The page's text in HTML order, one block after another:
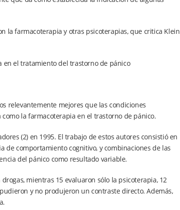
la farmacoterapia y otras psicoterapias, que critica Klein
en el tratamiento del trastorno de pánico
relevantemente mejores que las condiciones
la farmacoterapia en el trastorno de pánico.
(2) en 1995. El trabajo de estos autores consistió en
comportamiento cognitivo, y combinaciones de las
del pánico como resultado variable.
mientras 15 evaluaron sólo la psicoterapia, 12
y no produjeron un contraste directo. Además,